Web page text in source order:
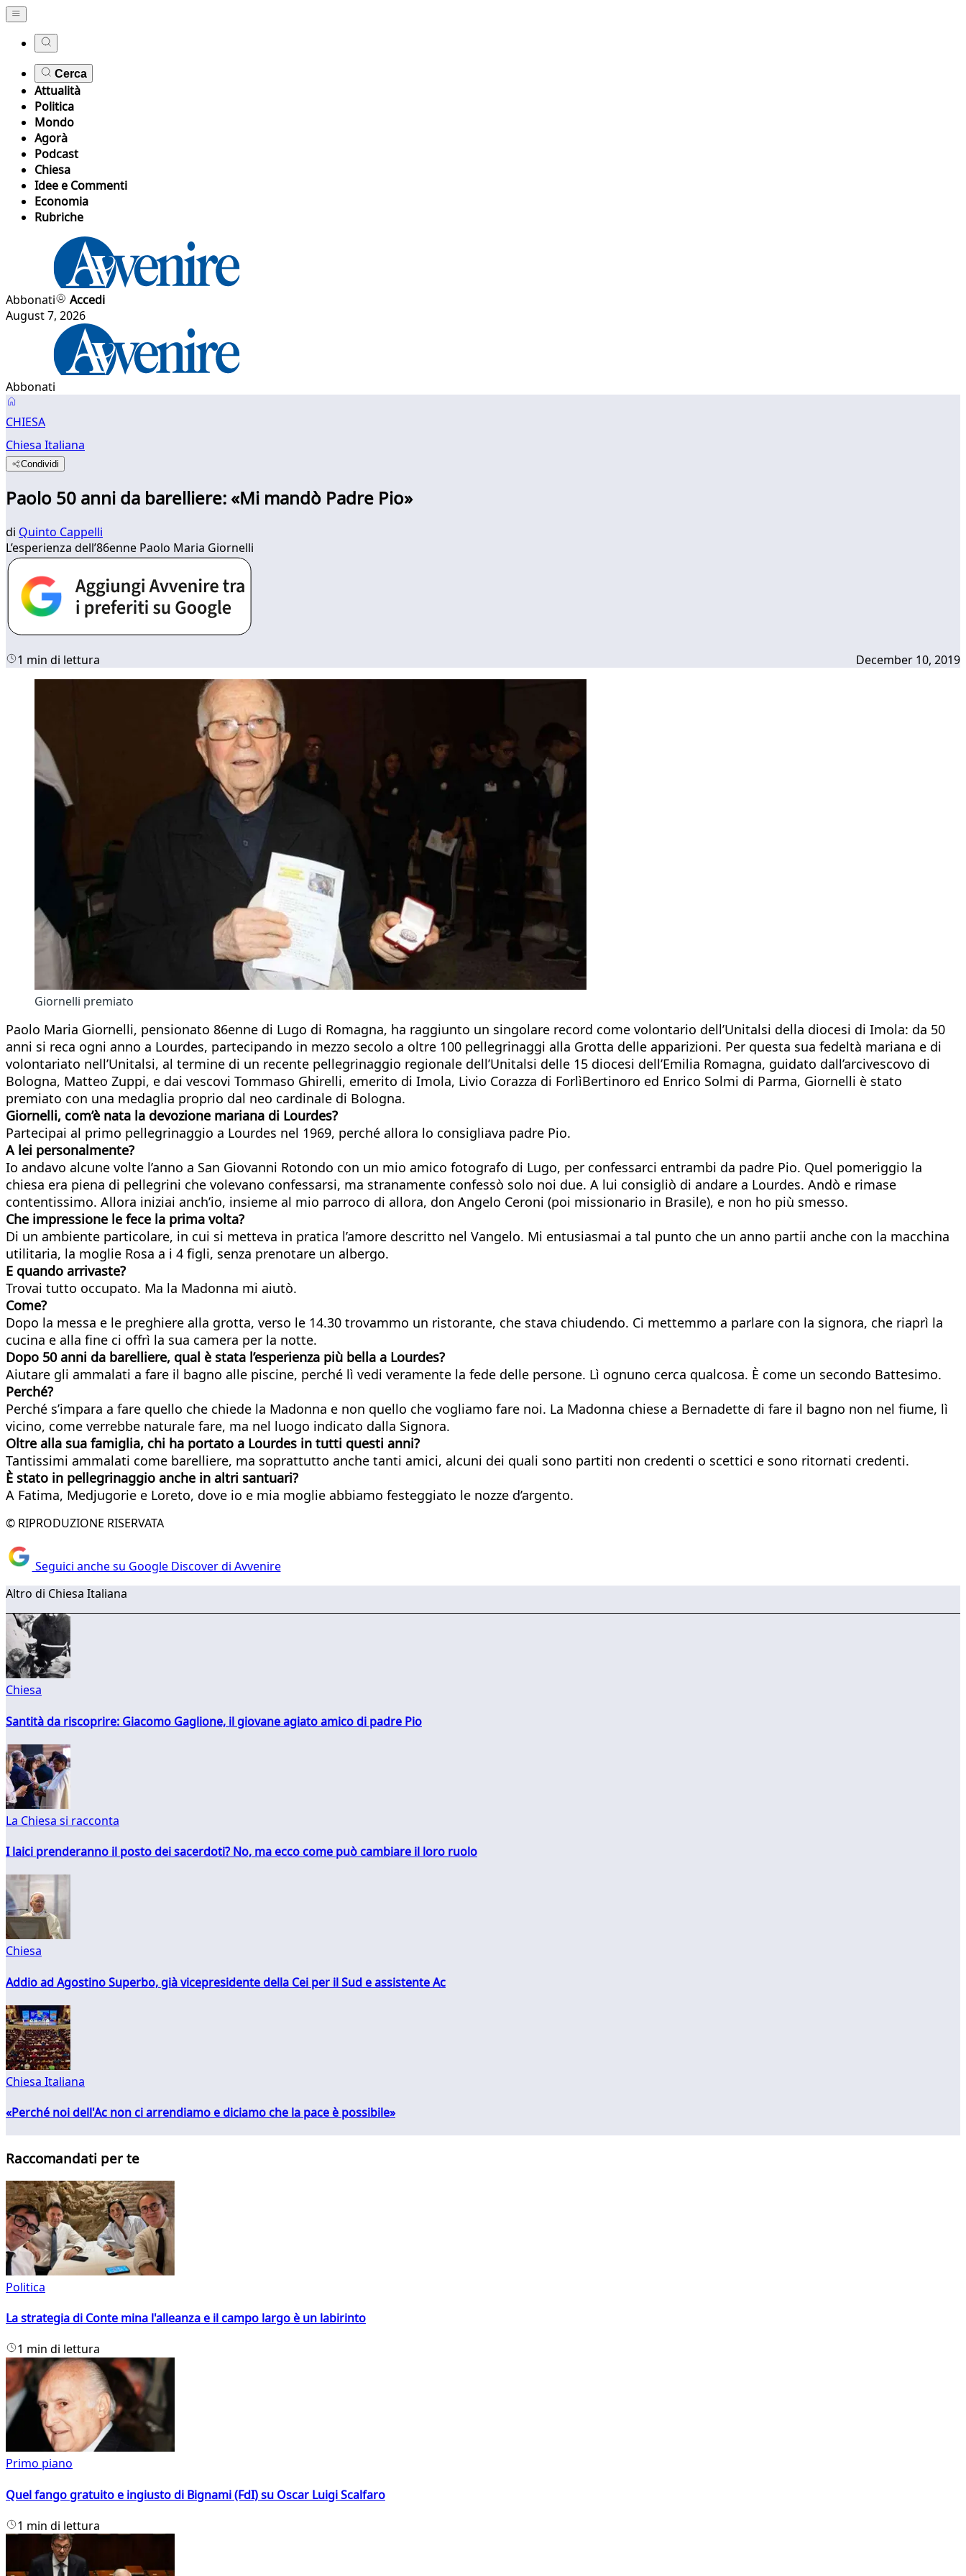
Cerca
Attualità
Politica
Mondo
Agorà
Podcast
Chiesa
Idee e Commenti
Economia
Rubriche
Abbonati
Accedi
August 7, 2026
Abbonati
CHIESA
Chiesa Italiana
Condividi
Paolo 50 anni da barelliere: «Mi mandò Padre Pio»
di Quinto Cappelli
L’esperienza dell’86enne Paolo Maria Giornelli
1 min di lettura December 10, 2019
Giornelli premiato
Paolo Maria Giornelli, pensionato 86enne di Lugo di Romagna, ha raggiunto un singolare record come volontario dell’Unitalsi della diocesi di Imola: da 50
anni si reca ogni anno a Lourdes, partecipando in mezzo secolo a oltre 100 pellegrinaggi alla Grotta delle apparizioni. Per questa sua fedeltà mariana e di
volontariato nell’Unitalsi, al termine di un recente pellegrinaggio regionale dell’Unitalsi delle 15 diocesi dell’Emilia Romagna, guidato dall’arcivescovo di
Bologna, Matteo Zuppi, e dai vescovi Tommaso Ghirelli, emerito di Imola, Livio Corazza di ForlìBertinoro ed Enrico Solmi di Parma, Giornelli è stato
premiato con una medaglia proprio dal neo cardinale di Bologna.
Giornelli, com’è nata la devozione mariana di Lourdes?
Partecipai al primo pellegrinaggio a Lourdes nel 1969, perché allora lo consigliava padre Pio.
A lei personalmente?
Io andavo alcune volte l’anno a San Giovanni Rotondo con un mio amico fotografo di Lugo, per confessarci entrambi da padre Pio. Quel pomeriggio la
chiesa era piena di pellegrini che volevano confessarsi, ma stranamente confessò solo noi due. A lui consigliò di andare a Lourdes. Andò e rimase
contentissimo. Allora iniziai anch’io, insieme al mio parroco di allora, don Angelo Ceroni (poi missionario in Brasile), e non ho più smesso.
Che impressione le fece la prima volta?
Di un ambiente particolare, in cui si metteva in pratica l’amore descritto nel Vangelo. Mi entusiasmai a tal punto che un anno partii anche con la macchina
utilitaria, la moglie Rosa a i 4 figli, senza prenotare un albergo.
E quando arrivaste?
Trovai tutto occupato. Ma la Madonna mi aiutò.
Come?
Dopo la messa e le preghiere alla grotta, verso le 14.30 trovammo un ristorante, che stava chiudendo. Ci mettemmo a parlare con la signora, che riaprì la
cucina e alla fine ci offrì la sua camera per la notte.
Dopo 50 anni da barelliere, qual è stata l’esperienza più bella a Lourdes?
Aiutare gli ammalati a fare il bagno alle piscine, perché lì vedi veramente la fede delle persone. Lì ognuno cerca qualcosa. È come un secondo Battesimo.
Perché?
Perché s’impara a fare quello che chiede la Madonna e non quello che vogliamo fare noi. La Madonna chiese a Bernadette di fare il bagno non nel fiume, lì
vicino, come verrebbe naturale fare, ma nel luogo indicato dalla Signora.
Oltre alla sua famiglia, chi ha portato a Lourdes in tutti questi anni?
Tantissimi ammalati come barelliere, ma soprattutto anche tanti amici, alcuni dei quali sono partiti non credenti o scettici e sono ritornati credenti.
È stato in pellegrinaggio anche in altri santuari?
A Fatima, Medjugorie e Loreto, dove io e mia moglie abbiamo festeggiato le nozze d’argento.
© RIPRODUZIONE RISERVATA
Seguici anche su Google Discover di Avvenire
Altro di Chiesa Italiana
Chiesa
Santità da riscoprire: Giacomo Gaglione, il giovane agiato amico di padre Pio
La Chiesa si racconta
I laici prenderanno il posto dei sacerdoti? No, ma ecco come può cambiare il loro ruolo
Chiesa
Addio ad Agostino Superbo, già vicepresidente della Cei per il Sud e assistente Ac
Chiesa Italiana
«Perché noi dell'Ac non ci arrendiamo e diciamo che la pace è possibile»
Raccomandati per te
Politica
La strategia di Conte mina l'alleanza e il campo largo è un labirinto
1 min di lettura
Primo piano
Quel fango gratuito e ingiusto di Bignami (FdI) su Oscar Luigi Scalfaro
1 min di lettura